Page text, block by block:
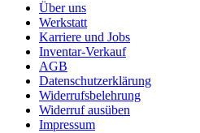
Über uns
Werkstatt
Karriere und Jobs
Inventar-Verkauf
AGB
Datenschutzerklärung
Widerrufsbelehrung
Widerruf ausüben
Impressum